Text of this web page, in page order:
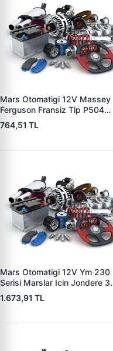
Mars Otomatigi 12V Massey
Ferguson Fransiz Tip P504
P505 Xxx | ZM 0560
764,51 TL
Mars Otomatigi 12V Ym 230
Serisi Marslar Icin Jondere 3
Delik | ZM 1653 | OEM
RE503357
1.673,91 TL